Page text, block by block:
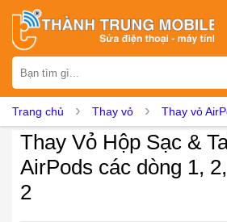
iPhone Samsung Oppo
Vsmart Nokia
Asus Sony Vertu LG
Dịch vụ sửa chữa
Trang chủ Thay vỏ Thay vỏ
Thay Vỏ Hộp Sạc &
AirPods các dòng 1,
2